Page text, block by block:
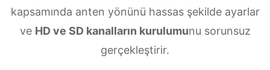
kapsamında anten yönünü hassas şekilde ayarlar
ve HD ve SD kanalların kurulumunu sorunsuz
gerçekleştirir.